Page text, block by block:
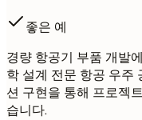
좋은 예
경량 항공기 부품 개발
학 설계 전문 항공 우주
션 구현을 통해 프로젝
습니다.